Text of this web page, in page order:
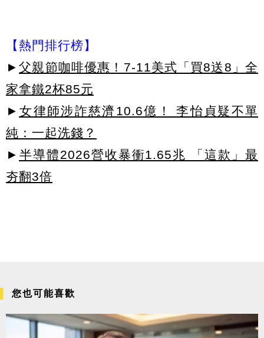
【熱門排行榜】
► 父親節咖啡優惠！7-11美式「買8送8」全
家拿鐵2杯85元
► 女律師涉詐慈濟10.6億！ 李怡貞疑不單
純：一起洗錢？
► 半導體2026營收暴衝1.65兆 「這款」最
夯翻3倍
您也可能喜歡